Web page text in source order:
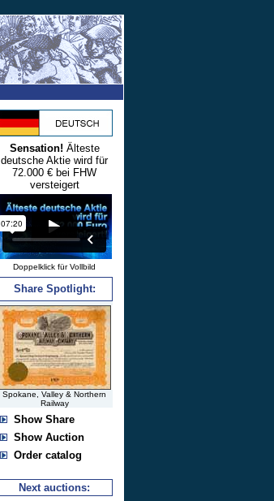
Sensation! Älteste
deutsche Aktie wird für
72.000 € bei FHW
versteigert
Doppelklick für Vollbild
Share Spotlight:
Spokane, Valley & Northern
Railway
Show Share
Show Auction
Order catalog
Next auctions: